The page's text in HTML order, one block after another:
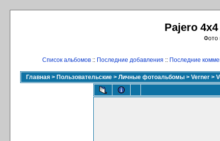
Pajero
Фото
Список альбомов :: Последние добавления :: Последние
Главная > Пользовательские > Личные фотоальбомы > Verner >